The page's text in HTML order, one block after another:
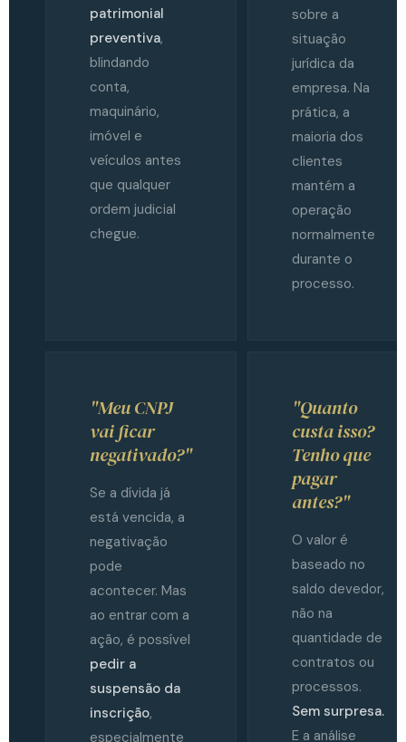
patrimonial
preventiva,
blindando
conta,
maquinário,
imóvel e
veículos antes
que qualquer
ordem judicial
chegue.
sobre a
situação
jurídica da
empresa. Na
prática, a
maioria dos
clientes
mantém a
operação
normalmente
durante o
processo.
"Meu CNPJ
vai ficar
negativado?"
Se a dívida já
está vencida, a
negativação
pode
acontecer. Mas
ao entrar com a
ação, é possível
pedir a
suspensão da
inscrição,
especialmente
"Quanto
custa isso?
Tenho que
pagar
antes?"
O valor é
baseado no
saldo devedor,
não na
quantidade de
contratos ou
processos.
Sem surpresa.
E a análise